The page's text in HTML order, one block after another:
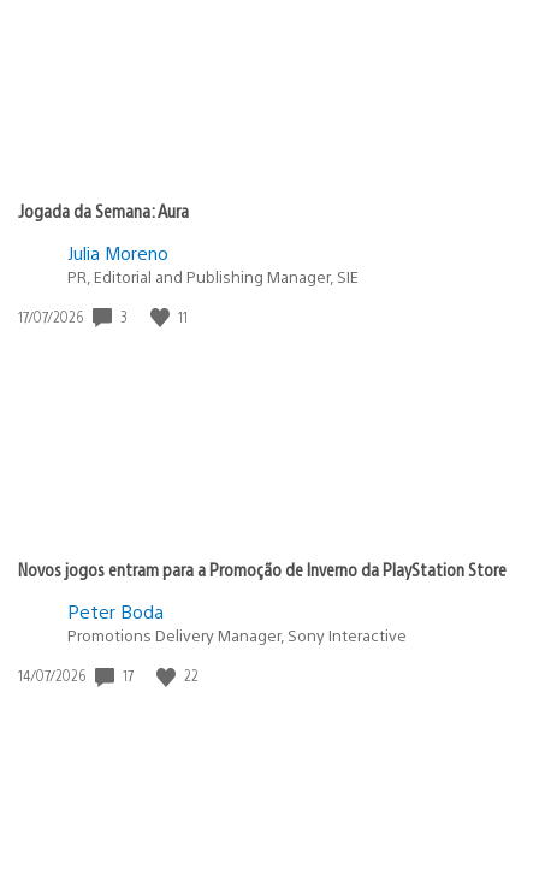
Jogada da Semana: Aura
Julia Moreno
PR, Editorial and Publishing Manager, SIE
Data
17/07/2026 3 11
Novos jogos entram para a Promoção de Inverno da PlayStation Store
Peter Boda
Promotions Delivery Manager, Sony Interactive
Data
14/07/2026 17 22